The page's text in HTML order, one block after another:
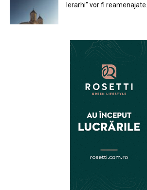
Ierarhi” vor fi reamenajate...